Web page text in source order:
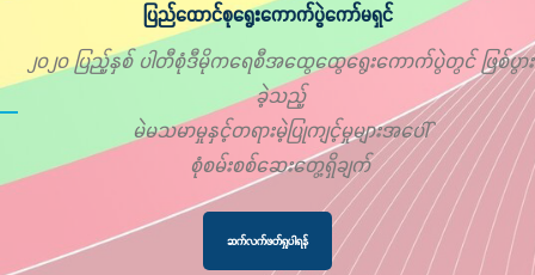
ပြည်ထောင်စုရွေးကောက်ပွဲကော်မရှင်
၂၀၂၀ ပြည့်နှစ် ပါတီစုံဒီမိုကရေစီအထွေထွေရွေးကောက်ပွဲတွင် ဖြစ်ပွား
ခဲ့သည့်
မဲမသမာမှုနှင့်တရားမဲ့ပြုကျင့်မှုများအပေါ်
စုံစမ်းစစ်ဆေးတွေ့ရှိချက်
ဆက်လက်ဖတ်ရှုပါရန်